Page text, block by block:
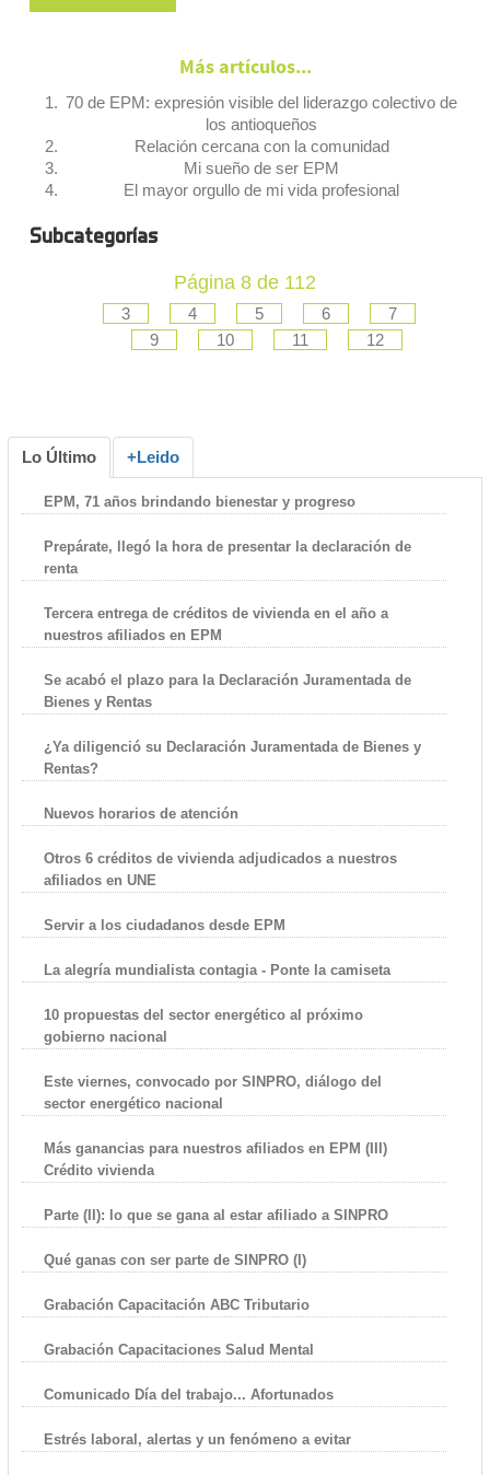
Más artículos...
70 de EPM: expresión visible del liderazgo colectivo de
los antioqueños
Relación cercana con la comunidad
Mi sueño de ser EPM
El mayor orgullo de mi vida profesional
Subcategorías
Página 8 de 112
3 4 5 6
7
9
10 11 12
Lo Último +Leido
EPM, 71 años brindando bienestar y progreso
Prepárate, llegó la hora de presentar la declaración de
renta
Tercera entrega de créditos de vivienda en el año a
nuestros afiliados en EPM
Se acabó el plazo para la Declaración Juramentada de
Bienes y Rentas
¿Ya diligenció su Declaración Juramentada de Bienes y
Rentas?
Nuevos horarios de atención
Otros 6 créditos de vivienda adjudicados a nuestros
afiliados en UNE
Servir a los ciudadanos desde EPM
La alegría mundialista contagia - Ponte la camiseta
10 propuestas del sector energético al próximo
gobierno nacional
Este viernes, convocado por SINPRO, diálogo del
sector energético nacional
Más ganancias para nuestros afiliados en EPM (III)
Crédito vivienda
Parte (II): lo que se gana al estar afiliado a SINPRO
Qué ganas con ser parte de SINPRO (I)
Grabación Capacitación ABC Tributario
Grabación Capacitaciones Salud Mental
Comunicado Día del trabajo... Afortunados
Estrés laboral, alertas y un fenómeno a evitar